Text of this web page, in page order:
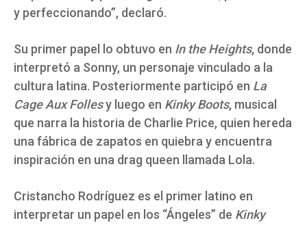
y perfeccionando”, declaró.
Su primer papel lo obtuvo en In the Heights, donde
interpretó a Sonny, un personaje vinculado a la
cultura latina. Posteriormente participó en La
Cage Aux Follesy luego en Kinky Boots, musical
que narra la historia de Charlie Price, quien hereda
una fábrica de zapatos en quiebra y encuentra
inspiración en una drag queen llamada Lola.
Cristancho Rodríguez es el primer latino en
interpretar un papel en los “Ángeles” de Kinky